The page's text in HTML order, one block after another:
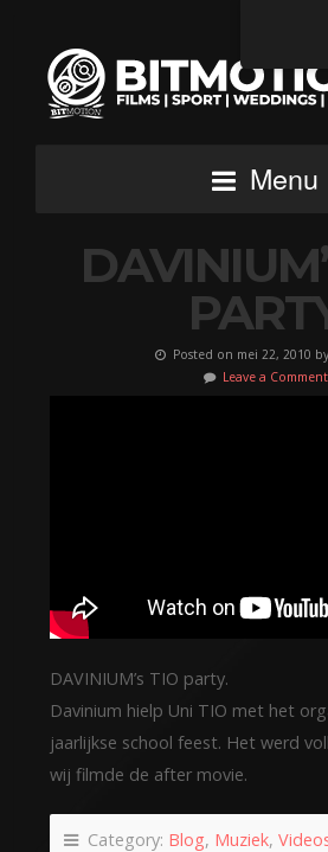
Menu
Posted on mei 22, 2010 by
Leave a Comment
DAVINIUM’s TIO party.
Davinium hielp Uni TIO met het
jaarlijkse school feest. Het werd
wij filmde de after movie.
Category: Blog, Muziek,